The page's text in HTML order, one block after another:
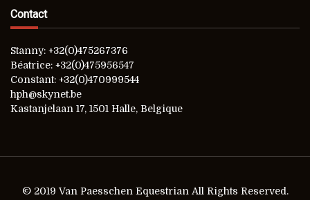
Contact
Stanny: +32(0)475267376
Béatrice: +32(0)475956547
Constant: +32(0)470999544
hph@skynet.be
Kastanjelaan 17, 1501 Halle, Belgique
© 2019 Van Paesschen Equestrian All Rights Reserved.